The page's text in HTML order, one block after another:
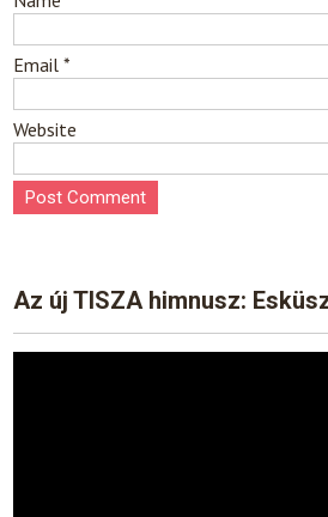
Email*
Website
Az új TISZA himnusz: